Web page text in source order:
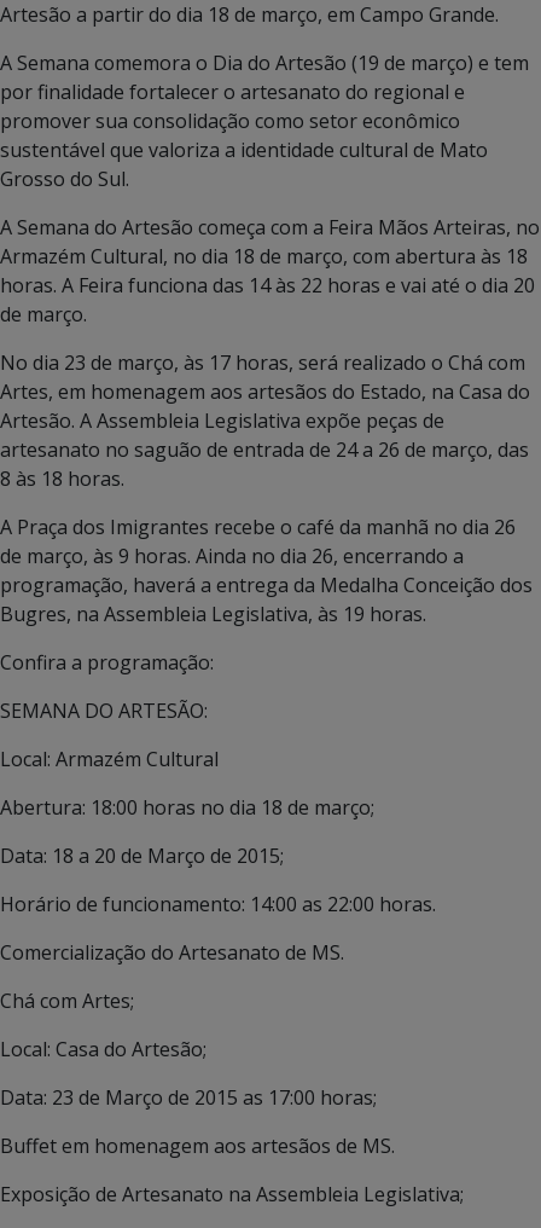
Artesão a partir do dia 18 de março, em Campo Grande.
A Semana comemora o Dia do Artesão (19 de março) e tem
por finalidade fortalecer o artesanato do regional e
promover sua consolidação como setor econômico
sustentável que valoriza a identidade cultural de Mato
Grosso do Sul.
A Semana do Artesão começa com a Feira Mãos Arteiras, no
Armazém Cultural, no dia 18 de março, com abertura às 18
horas. A Feira funciona das 14 às 22 horas e vai até o dia 20
de março.
No dia 23 de março, às 17 horas, será realizado o Chá com
Artes, em homenagem aos artesãos do Estado, na Casa do
Artesão. A Assembleia Legislativa expõe peças de
artesanato no saguão de entrada de 24 a 26 de março, das
8 às 18 horas.
A Praça dos Imigrantes recebe o café da manhã no dia 26
de março, às 9 horas. Ainda no dia 26, encerrando a
programação, haverá a entrega da Medalha Conceição dos
Bugres, na Assembleia Legislativa, às 19 horas.
Confira a programação:
SEMANA DO ARTESÃO:
Local: Armazém Cultural
Abertura: 18:00 horas no dia 18 de março;
Data: 18 a 20 de Março de 2015;
Horário de funcionamento: 14:00 as 22:00 horas.
Comercialização do Artesanato de MS.
Chá com Artes;
Local: Casa do Artesão;
Data: 23 de Março de 2015 as 17:00 horas;
Buffet em homenagem aos artesãos de MS.
Exposição de Artesanato na Assembleia Legislativa;